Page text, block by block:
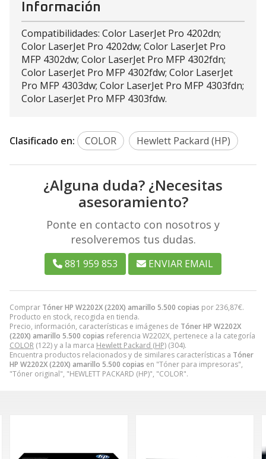
Comprar Tóner HP W2202X (220X) amarillo 5.500 copias por236,87€.
Producto en stock, recogida en tienda.
Precio, información, características e imágenes de Tóner HP W2202X
(220X) amarillo 5.500 copias referencia W2202X, pertenece a la categoría
COLOR (122) y a la marca Hewlett Packard (HP) (304).
Encuentra productos relacionados y de similares características a Tóner
HP W2202X (220X) amarillo 5.500 copias en "Tóner para impresoras",
"Tóner original", "HEWLETT PACKARD (HP)", "COLOR".
Información
Compatibilidades: Color LaserJet Pro 4202dn;
Color LaserJet Pro 4202dw; Color LaserJet Pro
MFP 4302dw; Color LaserJet Pro MFP 4302fdn;
Color LaserJet Pro MFP 4302fdw; Color LaserJet
Pro MFP 4303dw; Color LaserJet Pro MFP 4303fdn;
Color LaserJet Pro MFP 4303fdw.
Clasificado en: COLOR Hewlett Packard (HP)
¿Alguna duda? ¿Necesitas
asesoramiento?
Ponte en contacto con nosotros y
resolveremos tus dudas.
881 959 853 ENVIAR EMAIL